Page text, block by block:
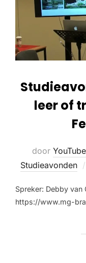
leer of
door
Studieavonden
Spreker: Debby van
https://www.mg-